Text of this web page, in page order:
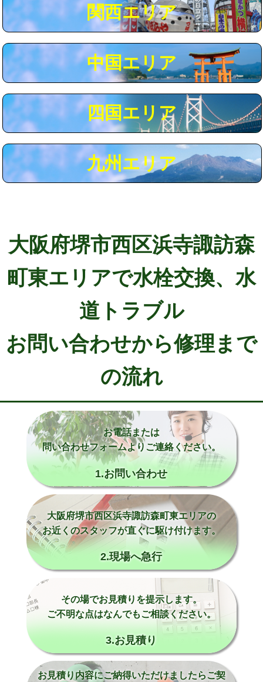
モルタル補修（厚さ10㎝超え） 38,500円
追加人工 16,500円
現場見積
※給水管工事は20mmまでの価格です。
関西エリア
中国エリア
四国エリア
九州エリア
大阪府堺市西区浜寺諏訪森
町東エリアで水栓交換、水
道トラブル
お問い合わせから修理まで
の流れ
お電話または
問い合わせフォームよりご連絡ください。
1.お問い合わせ
大阪府堺市西区浜寺諏訪森町東エリアの
お近くのスタッフが直ぐに駆け付けます。
2.現場へ急行
その場でお見積りを提示します。
ご不明な点はなんでもご相談ください。
3.お見積り
お見積り内容にご納得いただけましたらご契